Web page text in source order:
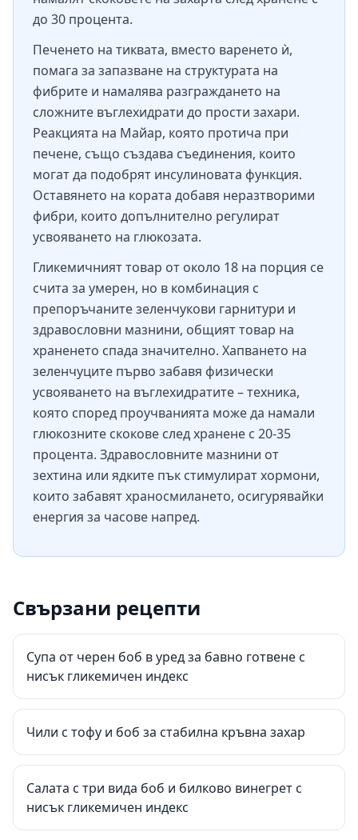
до 30 процента.
Печенето на тиквата, вместо варенето ѝ,
помага за запазване на структурата на
фибрите и намалява разграждането на
сложните въглехидрати до прости захари.
Реакцията на Майар, която протича при
печене, също създава съединения, които
могат да подобрят инсулиновата функция.
Оставянето на кората добавя неразтворими
фибри, които допълнително регулират
усвояването на глюкозата.
Гликемичният товар от около 18 на порция се
счита за умерен, но в комбинация с
препоръчаните зеленчукови гарнитури и
здравословни мазнини, общият товар на
храненето спада значително. Хапването на
зеленчуците първо забавя физически
усвояването на въглехидратите – техника,
която според проучванията може да намали
глюкозните скокове след хранене с 20-35
процента. Здравословните мазнини от
зехтина или ядките пък стимулират хормони,
които забавят храносмилането, осигурявайки
енергия за часове напред.
Свързани рецепти
Супа от черен боб в уред за бавно готвене с
нисък гликемичен индекс
Чили с тофу и боб за стабилна кръвна захар
Салата с три вида боб и билково винегрет с
нисък гликемичен индекс